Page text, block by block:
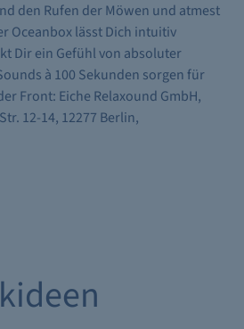
den Rufen der Möwen und atmest
Oceanbox lässt Dich intuitiv
Dir ein Gefühl von absoluter
à 100 Sekunden sorgen für
Front: Eiche Relaxound GmbH,
12-14, 12277 Berlin,